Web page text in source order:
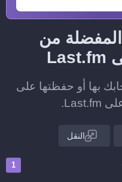
من
بها أو حفظتها على
النقل